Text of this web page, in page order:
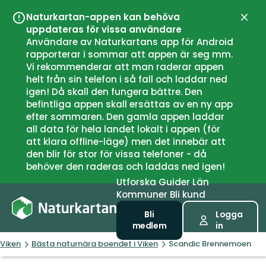
Naturkartan-appen kan behöva
uppdateras för vissa användare
Användare av Naturkartans app för Android
rapporterar i sommar att appen är seg mm.
Vi rekommenderar att man raderar appen
helt från sin telefon i så fall och laddar ned
igen! Då skall den fungera bättre. Den
befintliga appen skall ersättas av en ny app
efter sommaren. Den gamla appen laddar
all data för hela landet lokalt i appen (för
att klara offline-läge) men det innebär att
den blir för stor för vissa telefoner - då
behöver den raderas och laddas ned igen!
UtforskaGuiderLän
Kommuner Bli kund
Bli
medlem
Logga
in
Viken Bästa naturnära boendet i Viken Scandic Brennemoen